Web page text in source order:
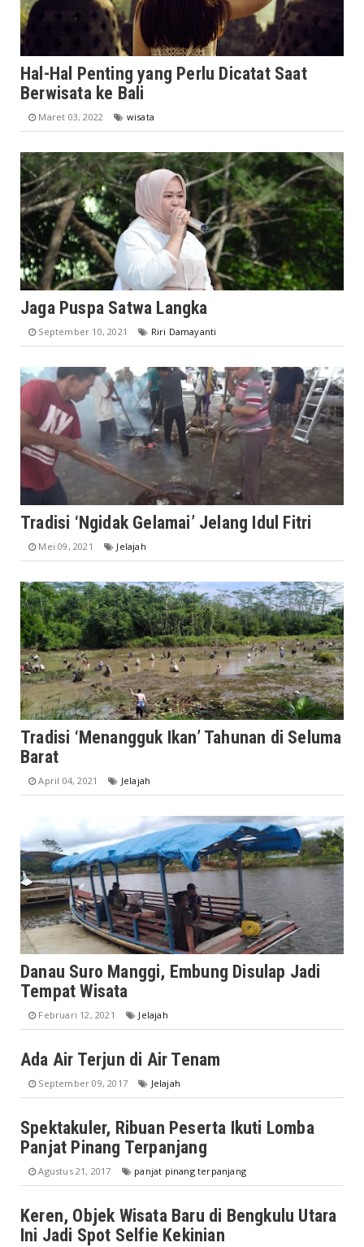
Hal-Hal Penting yang Perlu Dicatat Saat
Berwisata ke Bali
Maret 03, 2022 wisata
Jaga Puspa Satwa Langka
September 10, 2021 Riri Damayanti
Tradisi ‘Ngidak Gelamai’ Jelang Idul Fitri
Mei 09, 2021 Jelajah
Tradisi ‘Menangguk Ikan’ Tahunan di Seluma
Barat
April 04, 2021 Jelajah
Danau Suro Manggi, Embung Disulap Jadi
Tempat Wisata
Februari 12, 2021 Jelajah
Ada Air Terjun di Air Tenam
September 09, 2017 Jelajah
Spektakuler, Ribuan Peserta Ikuti Lomba
Panjat Pinang Terpanjang
Agustus 21, 2017 panjat pinang terpanjang
Keren, Objek Wisata Baru di Bengkulu Utara
Ini Jadi Spot Selfie Kekinian